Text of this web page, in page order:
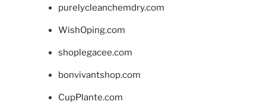
purelycleanchemdry.com
WishOping.com
shoplegacee.com
bonvivantshop.com
CupPlante.com